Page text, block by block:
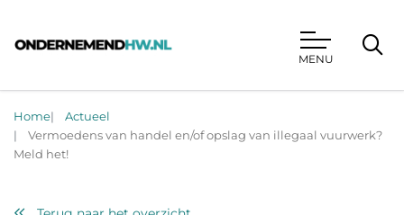
MENU
Home
Actueel
Vermoedens van handel en/of opslag van illegaal vuurwerk?
Meld het!